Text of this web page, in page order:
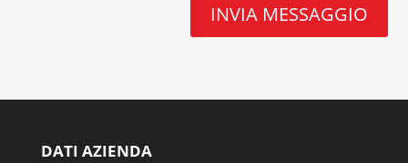
INVIA MESSAGGIO
DATI AZIENDA